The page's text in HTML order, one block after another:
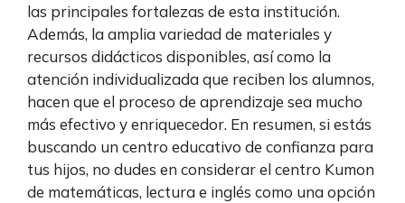
las principales fortalezas de esta institución.
Además, la amplia variedad de materiales y
recursos didácticos disponibles, así como la
atención individualizada que reciben los alumnos,
hacen que el proceso de aprendizaje sea mucho
más efectivo y enriquecedor. En resumen, si estás
buscando un centro educativo de confianza para
tus hijos, no dudes en considerar el centro Kumon
de matemáticas, lectura e inglés como una opción